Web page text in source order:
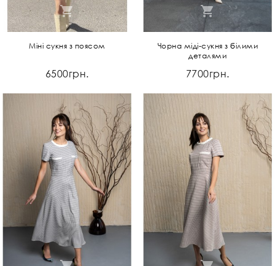
Міні сукня з поясом
6500грн.
Чорна міді-сукня з білими
деталями
7700грн.